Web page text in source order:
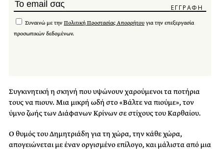
Συναινώ με την Πολιτική Προστασίας Απορρήτου για την επεξεργασία
προσωπικών δεδομένων.
Συγκινητική η σκηνή που υψώνουν χαρούμενοι τα ποτήρια
τους να πιουν. Μια μικρή ωδή στο «Βάλτε να πιούμε», τον
ύμνο ζωής των Διάφανων Κρίνων σε στίχους του Καρθαίου.
Ο θυμός του Δημητριάδη για τη χώρα, την κάθε χώρα,
απογειώνεται με έναν οργισμένο επίλογο, και μάλιστα από μια